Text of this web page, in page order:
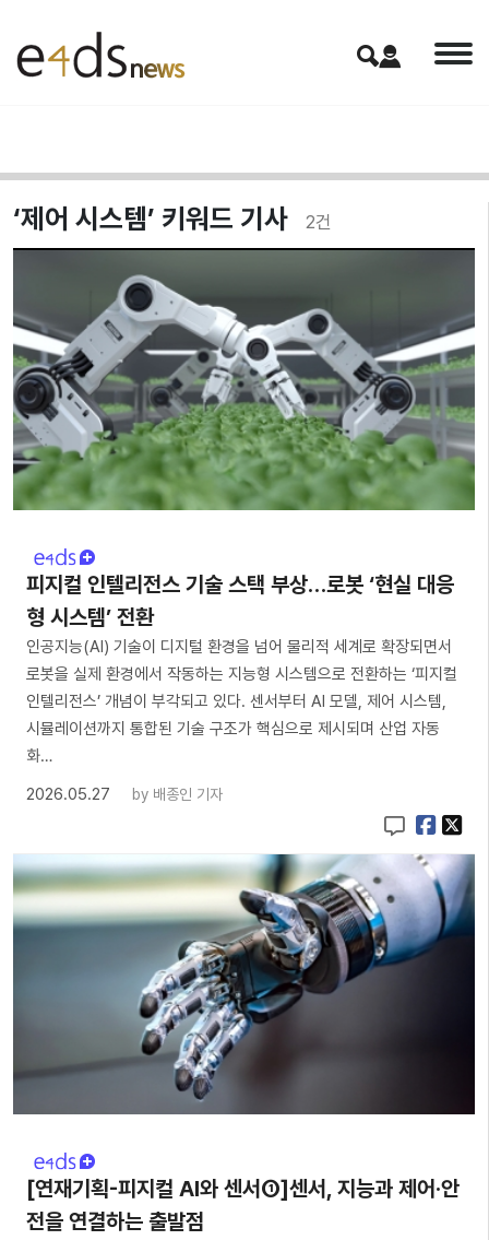
‘제어 시스템’ 키워드 기사 2건
피지컬 인텔리전스 기술 스택 부상…로봇 ‘현실 대응
형 시스템’ 전환
인공지능(AI) 기술이 디지털 환경을 넘어 물리적 세계로 확장되면서
로봇을 실제 환경에서 작동하는 지능형 시스템으로 전환하는 ‘피지컬
인텔리전스’ 개념이 부각되고 있다. 센서부터 AI 모델, 제어 시스템,
시뮬레이션까지 통합된 기술 구조가 핵심으로 제시되며 산업 자동
화…
2026.05.27
by 배종인 기자
[연재기획-피지컬 AI와 센서①]센서, 지능과 제어·안
전을 연결하는 출발점